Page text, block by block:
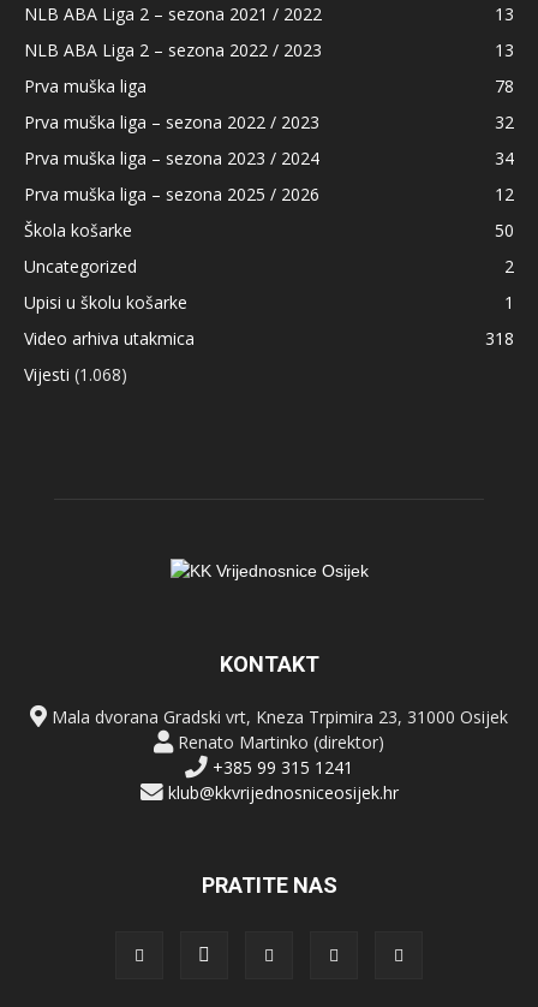
NLB ABA Liga 2 – sezona 2021 / 2022
13
NLB ABA Liga 2 – sezona 2022 / 2023
13
Prva muška liga
78
Prva muška liga – sezona 2022 / 2023
32
Prva muška liga – sezona 2023 / 2024
34
Prva muška liga – sezona 2025 / 2026
12
Škola košarke
50
Uncategorized
2
Upisi u školu košarke
1
Video arhiva utakmica
318
Vijesti (1.068)
KONTAKT
Mala dvorana Gradski vrt, Kneza Trpimira 23, 31000 Osijek
Renato Martinko (direktor)
+385 99 315 1241
klub@kkvrijednosniceosijek.hr
PRATITE NAS